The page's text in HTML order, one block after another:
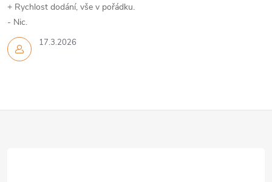
17.3.2026
+ Rychlost dodání, vše v pořádku.
- Nic.